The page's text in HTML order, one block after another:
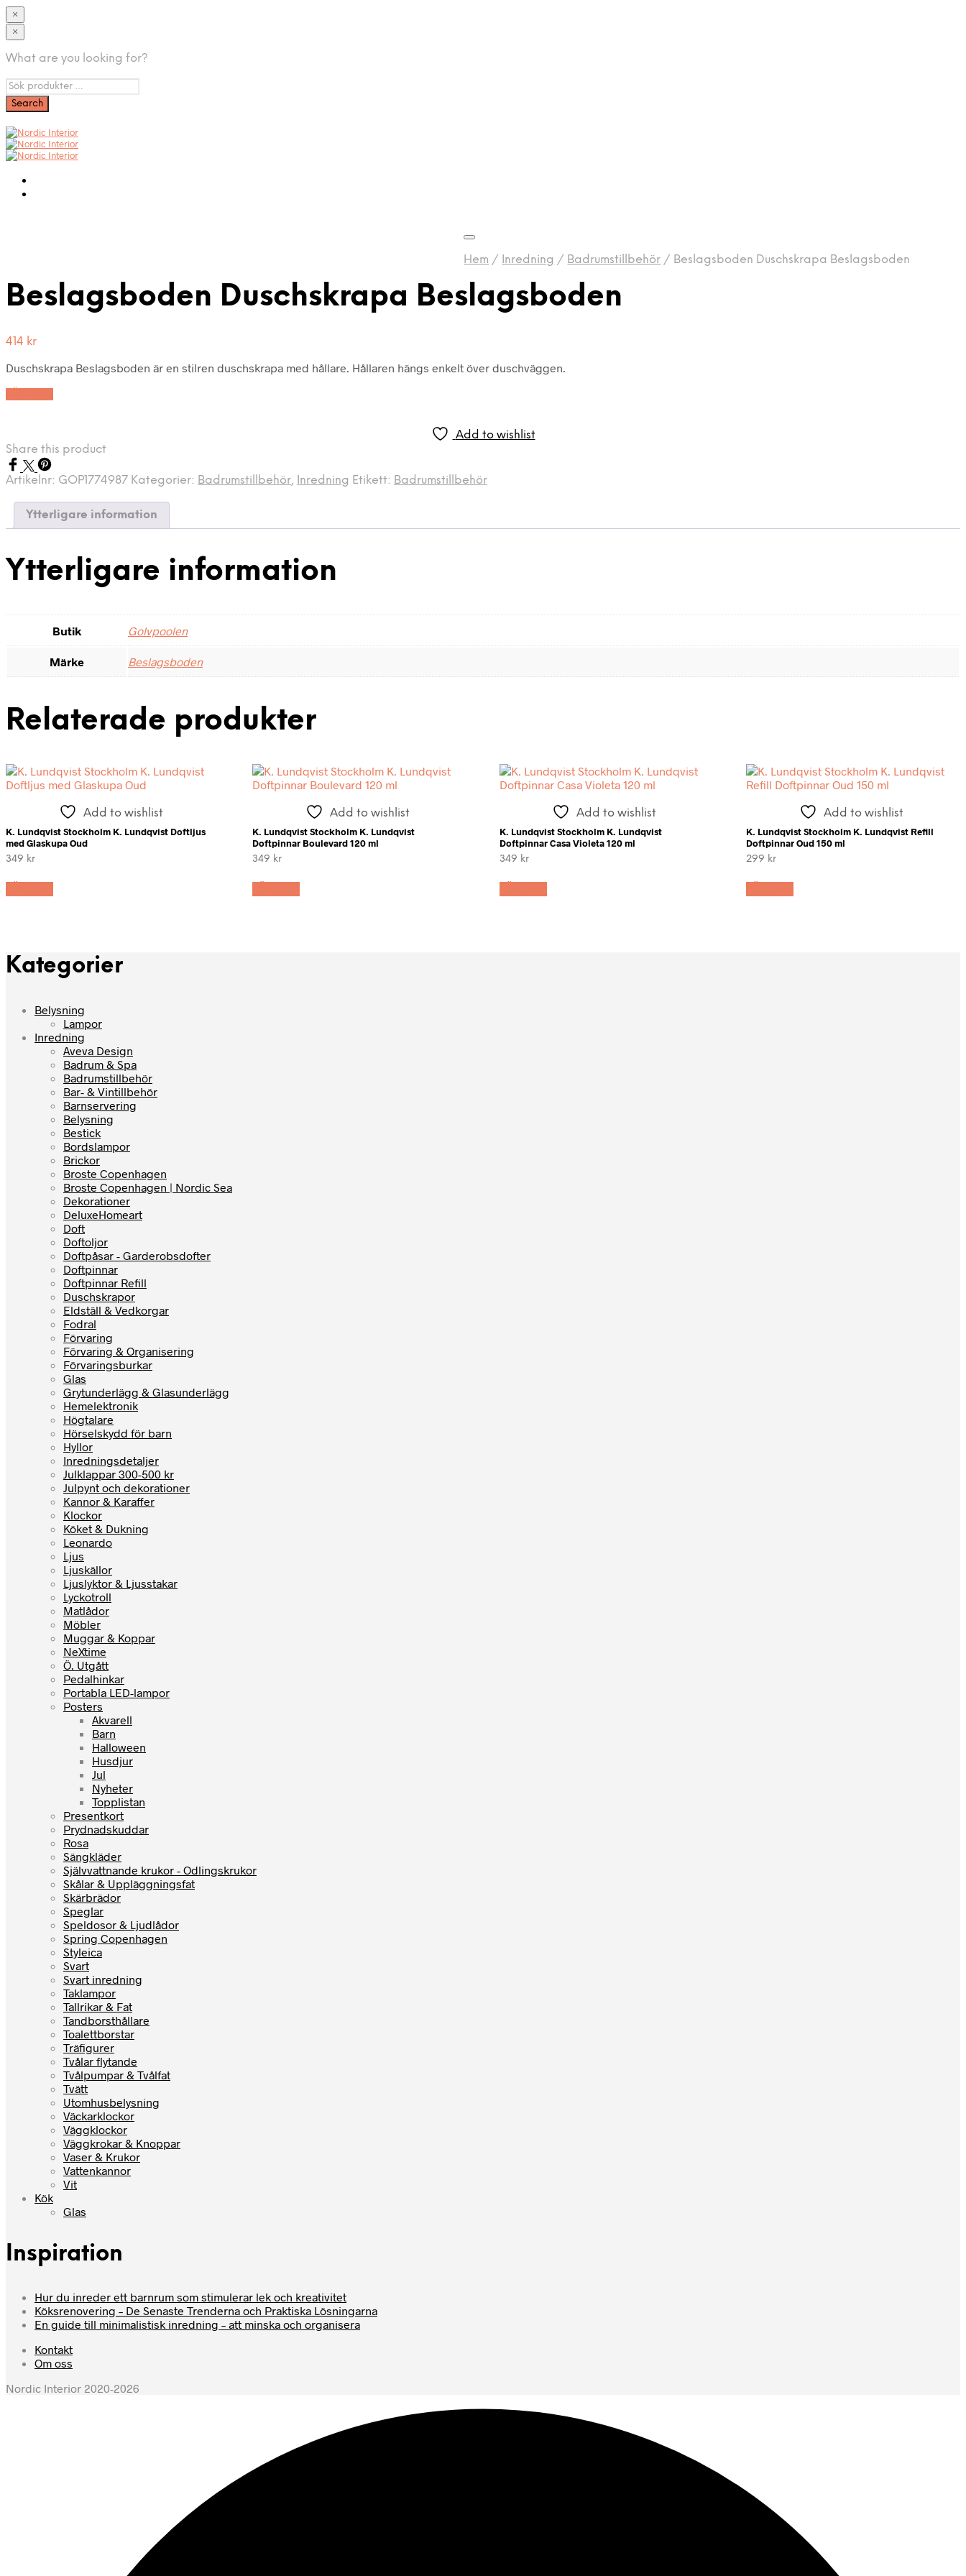
×
×
What are you looking for?
Hem / Inredning / Badrumstillbehör / Beslagsboden Duschskrapa Beslagsboden
Beslagsboden Duschskrapa Beslagsboden
414 kr
Duschskrapa Beslagsboden är en stilren duschskrapa med hållare. Hållaren hängs enkelt över duschväggen.
Add to wishlist
Share this product
Artikelnr: GOP1774987 Kategorier: Badrumstillbehör, Inredning Etikett: Badrumstillbehör
Ytterligare information
Ytterligare information
Butik Golvpoolen
Märke Beslagsboden
Relaterade produkter
Add to wishlist
K. Lundqvist Stockholm K. Lundqvist Doftljus
med Glaskupa Oud
349 kr
Add to wishlist
K. Lundqvist Stockholm K. Lundqvist
Doftpinnar Boulevard 120 ml
349 kr
Add to wishlist
K. Lundqvist Stockholm K. Lundqvist
Doftpinnar Casa Violeta 120 ml
349 kr
Add to wishlist
K. Lundqvist Stockholm K. Lundqvist Refill
Doftpinnar Oud 150 ml
299 kr
Kategorier
Belysning
Lampor
Inredning
Aveva Design
Badrum & Spa
Badrumstillbehör
Bar- & Vintillbehör
Barnservering
Belysning
Bestick
Bordslampor
Brickor
Broste Copenhagen
Broste Copenhagen | Nordic Sea
Dekorationer
DeluxeHomeart
Doft
Doftoljor
Doftpåsar - Garderobsdofter
Doftpinnar
Doftpinnar Refill
Duschskrapor
Eldställ & Vedkorgar
Fodral
Förvaring
Förvaring & Organisering
Förvaringsburkar
Glas
Grytunderlägg & Glasunderlägg
Hemelektronik
Högtalare
Hörselskydd för barn
Hyllor
Inredningsdetaljer
Julklappar 300-500 kr
Julpynt och dekorationer
Kannor & Karaffer
Klockor
Köket & Dukning
Leonardo
Ljus
Ljuskällor
Ljuslyktor & Ljusstakar
Lyckotroll
Matlådor
Möbler
Muggar & Koppar
NeXtime
Ö. Utgått
Pedalhinkar
Portabla LED-lampor
Posters
Akvarell
Barn
Halloween
Husdjur
Jul
Nyheter
Topplistan
Presentkort
Prydnadskuddar
Rosa
Sängkläder
Självvattnande krukor - Odlingskrukor
Skålar & Uppläggningsfat
Skärbrädor
Speglar
Speldosor & Ljudlådor
Spring Copenhagen
Styleica
Svart
Svart inredning
Taklampor
Tallrikar & Fat
Tandborsthållare
Toalettborstar
Träfigurer
Tvålar flytande
Tvålpumpar & Tvålfat
Tvätt
Utomhusbelysning
Väckarklockor
Väggklockor
Väggkrokar & Knoppar
Vaser & Krukor
Vattenkannor
Vit
Kök
Glas
Inspiration
Hur du inreder ett barnrum som stimulerar lek och kreativitet
Köksrenovering – De Senaste Trenderna och Praktiska Lösningarna
En guide till minimalistisk inredning – att minska och organisera
Kontakt
Om oss
Nordic Interior 2020-2026